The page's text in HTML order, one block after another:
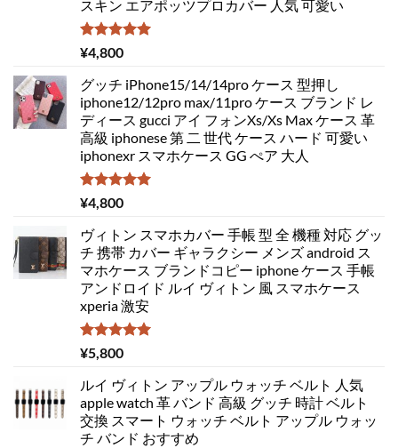
スキン エアポッツプロカバー 人気 可愛い
5段階中
5.00
¥4,800
グッチ iPhone15/14/14pro ケース 型押し
iphone12/12pro max/11pro ケース ブランド レ
ディース gucci アイ フォンXs/Xs Max ケース 革
高級 iphonese 第 二 世代 ケース ハード 可愛い
iphonexr スマホケース GG ぺア 大人
5段階中
5.00
¥4,800
ヴィトン スマホカバー 手帳 型 全 機種 対応 グッ
チ 携帯 カバー ギャラクシー メンズ android ス
マホケース ブランドコピー iphone ケース 手帳
アンドロイド ルイ ヴィトン 風 スマホケース
xperia 激安
5段階中
5.00
¥5,800
ルイ ヴィトン アップル ウォッチ ベルト 人気
apple watch 革 バンド 高級 グッチ 時計 ベルト
交換 スマート ウォッチ ベルト アップル ウォッ
チ バンド おすすめ